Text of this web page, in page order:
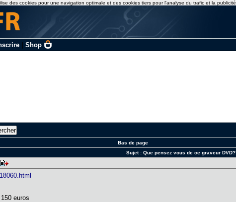
| Shop
Bas de page
Sujet : Que pensez vous de ce graveur DVD?
euros
des cookies pour une navigation optimale et des cookies tiers pour l'analyse du trafic et la publicité